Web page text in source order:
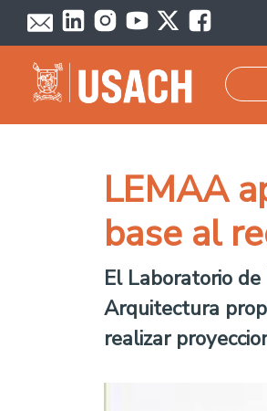
Pasar al contenido principal
LEMAA
base al
El Laboratorio
Arquitectura
realizar